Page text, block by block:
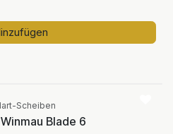
Scheiben
Blade 6